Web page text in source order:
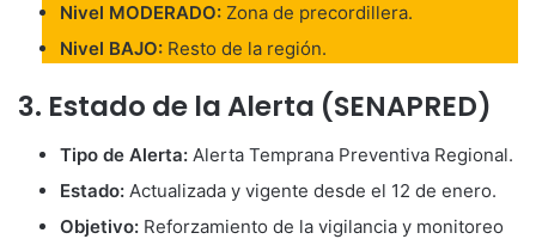
Nivel MODERADO: Zona de precordillera.
Nivel BAJO: Resto de la región.
3. Estado de la Alerta (SENAPRED)
Tipo de Alerta: Alerta Temprana Preventiva Regional.
Estado: Actualizada y vigente desde el 12 de enero.
Objetivo: Reforzamiento de la vigilancia y monitoreo